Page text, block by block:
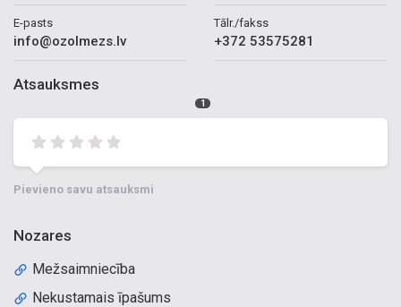
E-pasts
info@ozolmezs.lv
Tālr./fakss
+372 53575281
Atsauksmes
1
Pievieno savu atsauksmi
Nozares
Mežsaimniecība
Nekustamais īpašums